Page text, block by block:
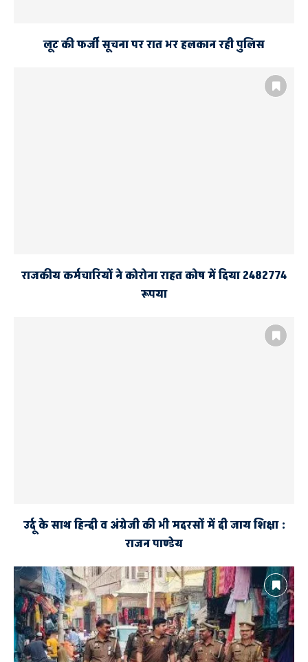
लूट की फर्जी सूचना पर रात भर हलकान रही पुलिस
राजकीय कर्मचारियों ने कोरोना राहत कोष में दिया 2482774
रूपया
उर्दू के साथ हिन्दी व अंग्रेजी की भी मदरसों में दी जाय शिक्षा :
राजन पाण्डेय